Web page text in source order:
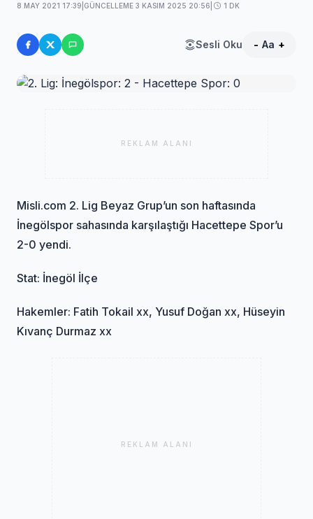
8 MAY 2021 17:39 GÜNCELLEME 3 KASIM 2025 20:56 1 DK
Sesli Oku - Aa +
REKLAM ALANI
Misli.com 2. Lig Beyaz Grup’un son haftasında
İnegölspor sahasında karşılaştığı Hacettepe Spor’u
2-0 yendi.
Stat: İnegöl İlçe
Hakemler: Fatih Tokail xx, Yusuf Doğan xx, Hüseyin
Kıvanç Durmaz xx
REKLAM ALANI